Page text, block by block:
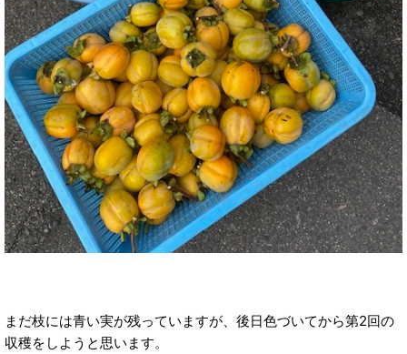
まだ枝には青い実が残っていますが、後日色づいてから第2回の
収穫をしようと思います。